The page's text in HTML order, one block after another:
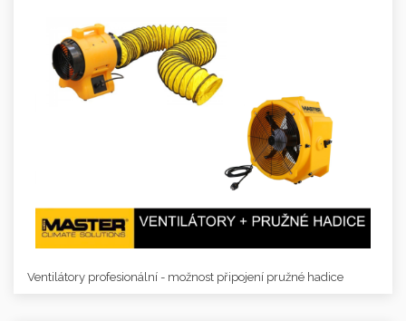
Ventilátory profesionální - možnost připojení pružné hadice